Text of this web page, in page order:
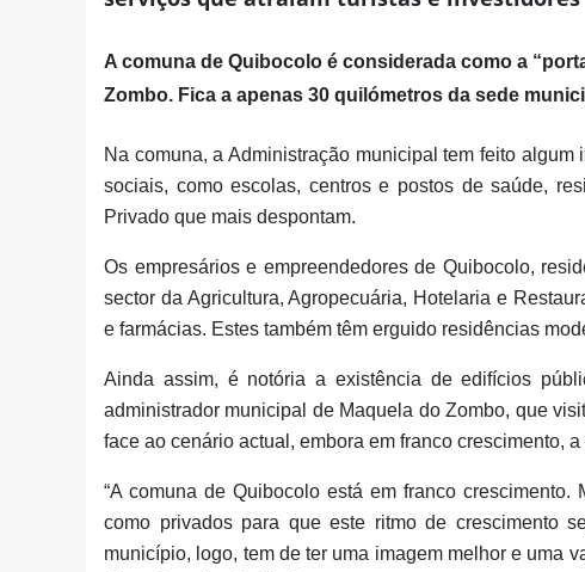
A comuna de Quibocolo é considerada como a
Zombo. Fica a apenas 30 quilómetros da sede
Na comuna, a Administração municipal tem feito
sociais, como escolas, centros e postos de saúde,
Privado que mais despontam.
Os empresários e empreendedores de Quibocolo,
sector da Agricultura, Agropecuária, Hotelaria e
e farmácias. Estes também têm erguido residências
Ainda assim, é notória a existência de edifícios
administrador municipal de Maquela do Zombo, que
face ao cenário actual, embora em franco crescimento,
“A comuna de Quibocolo está em franco
como privados para que este ritmo de crescimento
município, logo, tem de ter uma imagem melhor e uma